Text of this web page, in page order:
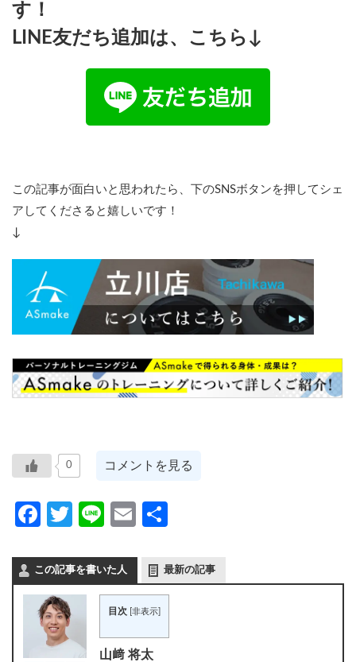
す！
LINE友だち追加は、こちら↓
この記事が面白いと思われたら、下のSNSボタンを押してシェ
アしてくださると嬉しいです！
↓
0 コメントを見る
Facebook
Twitter
LineEmail
この記事を書いた人 最新の記事
目次 非表示
山﨑 将太